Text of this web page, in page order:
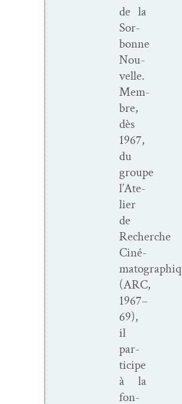
de la
Sor­
bonne
Nou­
velle.
Mem­
bre,
dès
1967,
du
groupe
l’Ate­
lier
de
Recherche
Ciné­
(ARC,
1967–
69),
il
par­
ticipe
à la
fon­